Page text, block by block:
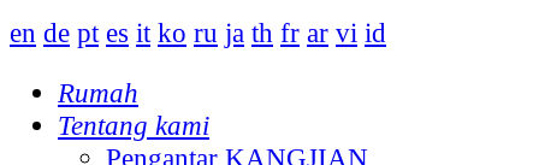
en de pt es it ko ru ja th fr ar vi id
Rumah
Tentang kami
Pengantar KANGJIAN